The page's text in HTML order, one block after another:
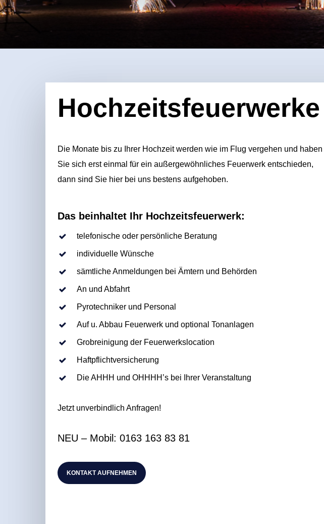
Hochzeitsfeuerwerke
Die Monate bis zu Ihrer Hochzeit werden wie im Flug vergehen und haben
Sie sich erst einmal für ein außergewöhnliches Feuerwerk entschieden,
dann sind Sie hier bei uns bestens aufgehoben.
Das beinhaltet Ihr Hochzeitsfeuerwerk:
telefonische oder persönliche Beratung
individuelle Wünsche
sämtliche Anmeldungen bei Ämtern und Behörden
An und Abfahrt
Pyrotechniker und Personal
Auf u. Abbau Feuerwerk und optional Tonanlagen
Grobreinigung der Feuerwerkslocation
Haftpflichtversicherung
Die AHHH und OHHHH’s bei Ihrer Veranstaltung
Jetzt unverbindlich Anfragen!
NEU – Mobil: 0163 163 83 81
KONTAKT AUFNEHMEN